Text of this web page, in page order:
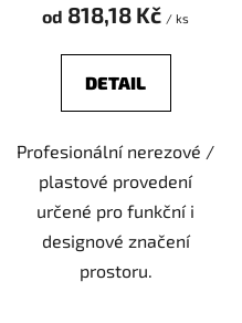
od 818,18 Kč / ks
DETAIL
Profesionální nerezové /
plastové provedení
určené pro funkční i
designové značení
prostoru.